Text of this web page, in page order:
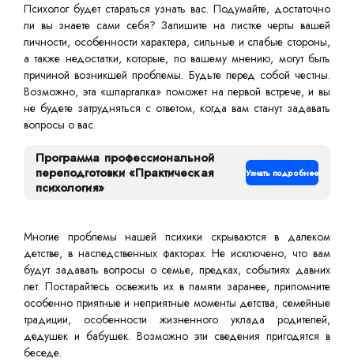
Психолог будет стараться узнать вас. Подумайте, достаточно
ли вы знаете сами себя? Запишите на листке черты вашей
личности, особенности характера, сильные и слабые стороны,
а также недостатки, которые, по вашему мнению, могут быть
причиной возникшей проблемы. Будьте перед собой честны.
Возможно, эта «шпаргалка» поможет на первой встрече, и вы
не будете затрудняться с ответом, когда вам станут задавать
вопросы о вас.
Программа профессиональной
переподготовки «Практическая
психология»
Узнать подробнее
Многие проблемы нашей психики скрываются в далеком
детстве, в наследственных факторах. Не исключено, что вам
будут задавать вопросы о семье, предках, событиях давних
лет. Постарайтесь освежить их в памяти заранее, припомните
особенно приятные и неприятные моменты детства, семейные
традиции, особенности жизненного уклада родителей,
дедушек и бабушек. Возможно эти сведения пригодятся в
беседе.